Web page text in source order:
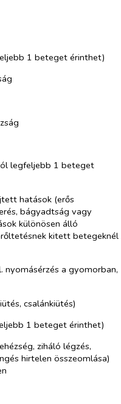
1 beteget érinthet)
legfeljebb 1 beteget
hatások (erős
bágyadtság vagy
különösen álló
kitett betegeknél
nyomásérzés a gyomorban,
csalánkiütés)
1 beteget érinthet)
ziháló légzés,
hirtelen összeomlása)